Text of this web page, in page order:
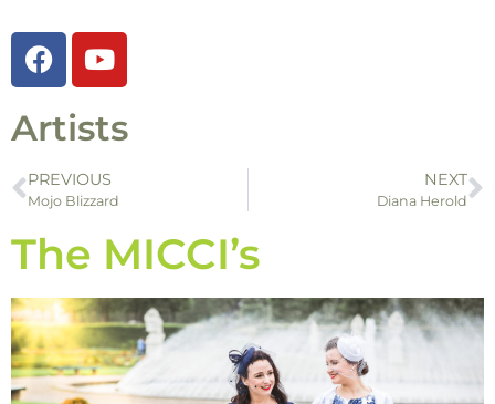
Artists
PREVIOUS
Mojo Blizzard
NEXT
Diana Herold
The MICCI’s